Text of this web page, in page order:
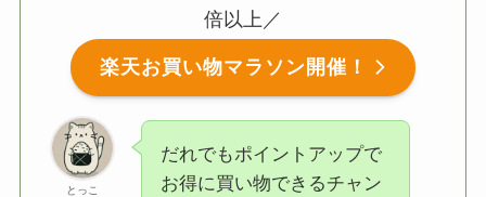
倍以上／
楽天お買い物マラソン開催！
とっこ
だれでもポイントアップで
お得に買い物できるチャン